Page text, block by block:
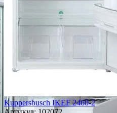
Kuppersbusch IKEF 2460-2